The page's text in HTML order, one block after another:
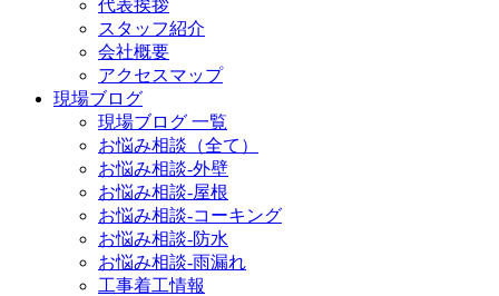
代表挨拶
スタッフ紹介
会社概要
アクセスマップ
現場ブログ
現場ブログ 一覧
お悩み相談（全て）
お悩み相談-外壁
お悩み相談-屋根
お悩み相談-コーキング
お悩み相談-防水
お悩み相談-雨漏れ
工事着工情報